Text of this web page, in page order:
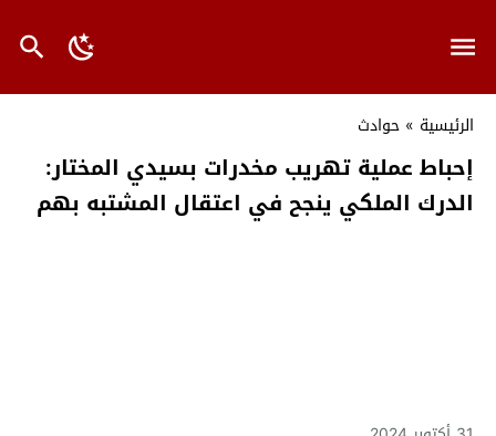
الرئيسية » حوادث
إحباط عملية تهريب مخدرات بسيدي المختار:
الدرك الملكي ينجح في اعتقال المشتبه بهم